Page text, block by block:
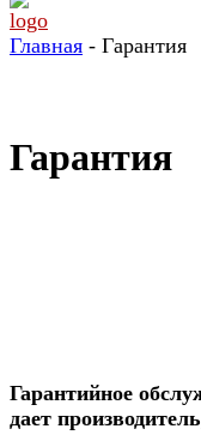
Главная - Гарантия
Гарантия
Гарантийное
дает